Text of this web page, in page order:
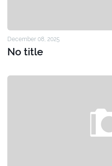
December 08, 2025
No title